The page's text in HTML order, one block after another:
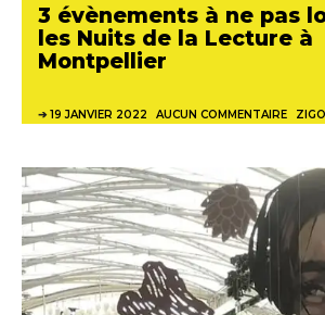
3 évènements à ne pas
les Nuits de la Lecture à
Montpellier
19 JANVIER 2022 AUCUN COMMENTAIRE